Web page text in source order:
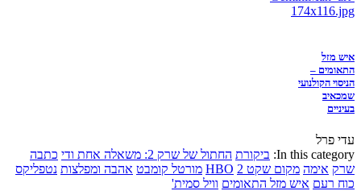
איש מזל
התאומים –
הניסוי הקולנועי
שמכאיב
בעיניים
עדי פרל
In this category: ביקורת החתול של שרק 2: משאלה אחת ודי
כתבה
שרק אימה מקום שקט 2 HBO מורטל קומבט אהבה ומפלצות נטפליקס
כוח רעם איש מזל התאומים וויל סמית'